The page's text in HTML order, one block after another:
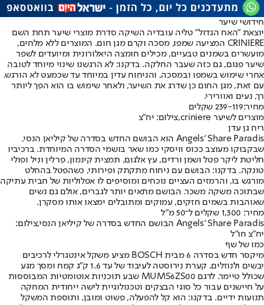
חידושי שיער
יוצאת "האח הגדול" טליה עובדיה השיקה סדרת מוצרי שיער תחת השם
CRINIERE המציעה שמפו, מסכה וקרם מגן חום. המוצרים ללא מלחים,
מועשרים בשמנים טבעיים, מכילים חומצה היאלורונית ומיועדים לשפר
שיער פגום, גם כזה שעבר החלקה. בדקנו: לא הרגשנו שינוי מיוחד לטובה
אחרי שימוש בשמפו ובמסכה, והניחוח עדין במיוחד עד שכמעט לא הורגש.
עם זאת, מגן החום כן שדרג את השיער, ולאחר שימוש בו הוא הפך ליותר
רך, נעים ואוורירי.
מחיר:239-119 שקלים
מוצרים לשיער criniere,צילום: יח"צ
ריח גן עדן
Angels' Share Paradis הוא הבושם החדש בסדרה של קיליאן הנסי,
שבקבוקו מעוצב ככוס וויסקי כמו שאר בושמי הסדרה המיוחדת. ברכיביו
חליטת ליקר פטל ושמן ורדים, עץ אלגום, תמצית קינמון, פרלין וניל ופולי
טונקה. בדקנו: הבושם עם ניחוח מתקתק ופירותי, כשהפטל בהחלט
מורגש בו, והרמזים העציים נוכחים ומוסיפים לו אפלוליות של חבית עתיקה
שבתוכה משקה משכר. הבושם מתאים יותר לגברים, אולם גם נשים
שאוהבות בשמים חזקים, עמוקים ומתובלים ימצאו אותו מסקרן.
מחיר: 1,300 שקלים ל־50 מ"ל
Angels' Share Paradis הבושם החדש בסדרה של קיליאן הנסי,צילום:
יח"צ חו"ל
כמו של שף
מיקסר חדש בסדרה 6 מבית BOSCH מציע משקל אינטגרלי לרכיבים
יבשים ולנוזלים, קערת נירוסטה לעיבוד של עד 1.6 ק"ג קמח ומסך מגע
שכולל טיימר. לדגם MUMS6ZS00 שבע תוכניות אוטומטיות המבוססות
על חיישנים עבור כל סוגי הבצקים וטכנולוגיית לישה ייחודית המחקה
תנועות ידיים. בדקנו: הוא קל להפעלה, פשוט ומובן, ותוספת המשקל